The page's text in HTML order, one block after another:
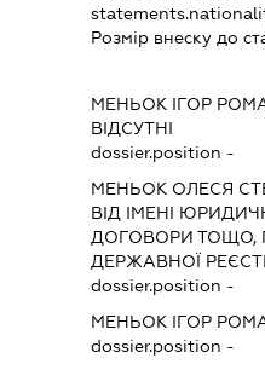
Розмір внеску до
МЕНЬОК ІГОР
ВІДСУТНІ
dossier.position -
МЕНЬОК ОЛЕСЯ
ВІД ІМЕНІ
ДОГОВОРИ ТОЩО,
ДЕРЖАВНОЇ
dossier.position -
МЕНЬОК ІГОР
dossier.position -